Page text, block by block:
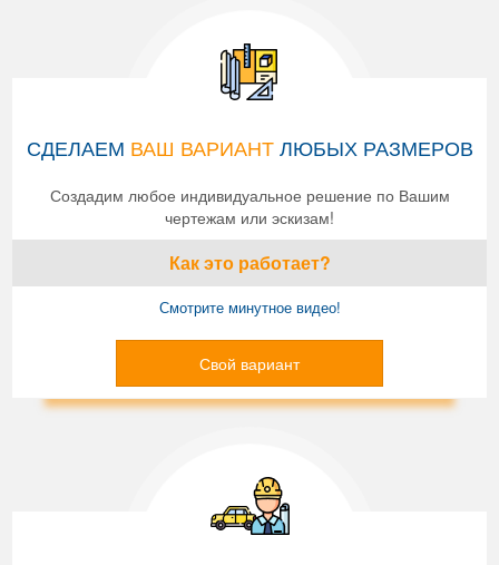
СДЕЛАЕМ ВАШ ВАРИАНТЛЮБЫХ РАЗМЕРОВ
Создадим любое индивидуальное решение по Вашим
чертежам или эскизам!
Как это работает?
Смотрите минутное видео!
Свой вариант